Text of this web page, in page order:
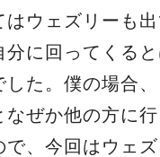
はウェズリーも
分に回ってくる
した。僕の場合
ぜか他の方に行
で、今回はウェ